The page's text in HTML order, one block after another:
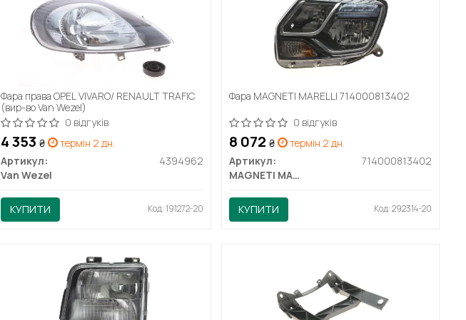
Фара права OPEL VIVARO/ RENAULT TRAFIC
(вир-во Van Wezel)
0 відгуків
4 353₴
термін 2 дн.
Артикул:
4394962
Van Wezel
КУПИТИ Код: 191272-20
Фара MAGNETI MARELLI 714000813402
0 відгуків
8 072₴
термін 2 дн.
Артикул:
714000813402
MAGNETI MARELLI
КУПИТИ Код: 292314-20